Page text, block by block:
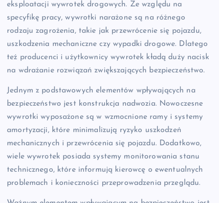
eksploatacji wywrotek drogowych. Ze względu na
specyfikę pracy, wywrotki narażone są na różnego
rodzaju zagrożenia, takie jak przewrócenie się pojazdu,
uszkodzenia mechaniczne czy wypadki drogowe. Dlatego
też producenci i użytkownicy wywrotek kładą duży nacisk
na wdrażanie rozwiązań zwiększających bezpieczeństwo.
Jednym z podstawowych elementów wpływających na
bezpieczeństwo jest konstrukcja nadwozia. Nowoczesne
wywrotki wyposażone są w wzmocnione ramy i systemy
amortyzacji, które minimalizują ryzyko uszkodzeń
mechanicznych i przewrócenia się pojazdu. Dodatkowo,
wiele wywrotek posiada systemy monitorowania stanu
technicznego, które informują kierowcę o ewentualnych
problemach i konieczności przeprowadzenia przeglądu.